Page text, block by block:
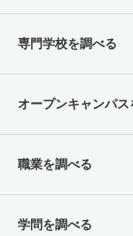
専門学校を調べる
オープンキャンパス
職業を調べる
学問を調べる